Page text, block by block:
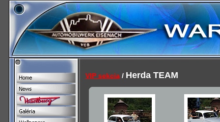
VIP sekcia/ Herda TEAM